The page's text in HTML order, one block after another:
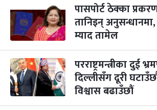
३
मंगल
महानवमी
कार्तिक ३, २०८३-Oct 20, 2026
४
५
बिहि
पापा‌ङ्कुशा एकादशी व्रत
कार्तिक ५, २०८३-Oct 22, 2026
पासपोर्ट ठेक्का
तानिइन्
म्याद तामेल
परराष्ट्रमन्त्रीका दुई
दिल्लीसँग दूरी
विश्वास बढाउँछौं